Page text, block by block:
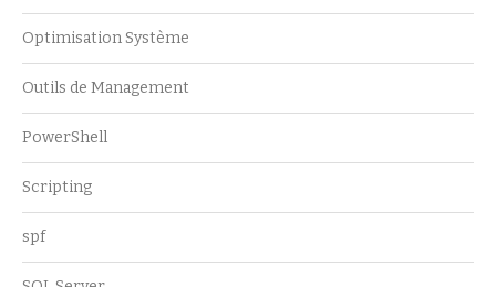
Optimisation Système
Outils de Management
PowerShell
Scripting
spf